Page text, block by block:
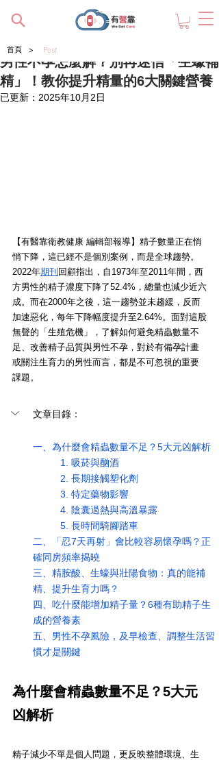
男性不孕怎麼解？別再迷信「生蠔補
精」！教你提升精量的6大關鍵營養
已更新： 2025年10月2日
【有醫靠衛教健康 編輯部報導】精子數量正在悄
悄下降，這已經不是個別案例，而是全球趨勢。
2022年期刊回顧指出，自1973年至2011年間，西
方男性的精子濃度下降了52.4%，總量也減少近六
成。而在2000年之後，這一趨勢並未趨緩，反而
加速惡化，每年下降幅度提升至2.64%。面對這股
無聲的「生殖危機」，了解如何避免精蟲數量不
足、改善精子品質與男性不孕，對於有備孕計畫
或關注生育力的男性而言，都是不可忽視的重要
課題。
文章目錄：
一、 為什麼會精蟲數量不足？5大元凶解析
	1. 吸菸與酗酒
	2. 長期接觸塑化劑
	3. 特定藥物影響
	4. 陰囊過熱與高溫暴露
	5. 長時間騎腳踏車
二、「忍7天再射」會比較容易懷孕嗎？正
確同房頻率揭曉
三、精胺酸、生蠔與壯陽食物：真的能補
精、提升生育力嗎？
四、吃什麼能增加精子量？6種有助精子生
成的營養素
五、男性不孕風險，及早檢查、調整生活習
慣才是關鍵
為什麼會精蟲數量不足？5大元
凶解析
精子減少不單是個人問題，更反映整體環境、生
首頁 > Post